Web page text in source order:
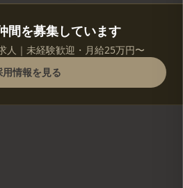
間を募集しています
人｜未経験歓迎・月給25万円〜
用情報を見る